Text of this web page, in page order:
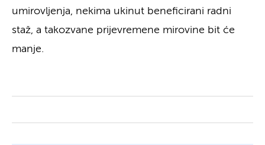
umirovljenja, nekima ukinut beneficirani radni
staž, a takozvane prijevremene mirovine bit će
manje.